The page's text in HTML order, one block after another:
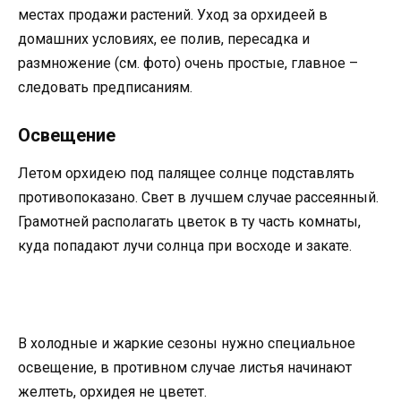
местах продажи растений. Уход за орхидеей в
домашних условиях, ее полив, пересадка и
размножение (см. фото) очень простые, главное –
следовать предписаниям.
Освещение
Летом орхидею под палящее солнце подставлять
противопоказано. Свет в лучшем случае рассеянный.
Грамотней располагать цветок в ту часть комнаты,
куда попадают лучи солнца при восходе и закате.
В холодные и жаркие сезоны нужно специальное
освещение, в противном случае листья начинают
желтеть, орхидея не цветет.